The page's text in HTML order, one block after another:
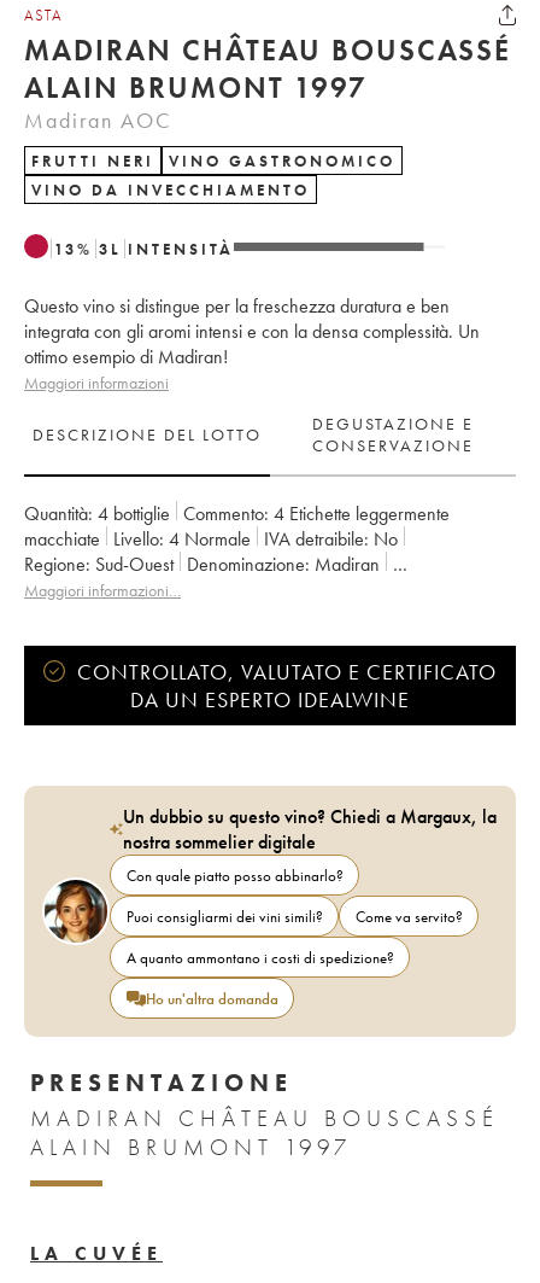
ASTA
MADIRAN CHÂTEAU BOUSCASSÉ
ALAIN BRUMONT 1997
Madiran AOC
FRUTTI NERI
VINO GASTRONOMICO
VINO DA INVECCHIAMENTO
13% 3 L INTENSITÀ
Questo vino si distingue per la freschezza duratura e ben
integrata con gli aromi intensi e con la densa complessità. Un
ottimo esempio di Madiran!
Maggiori informazioni
DESCRIZIONE DEL LOTTO
DEGUSTAZIONE E
CONSERVAZIONE
Quantità: 4 bottiglie Commento: 4 Etichette leggermente
macchiate
Livello: 4 Normale IVA detraibile:
no
Regione:
Sud-Ouest Denominazione:
Madiran
Proprietario:
Alain Brumont
Maggiori informazioni…
CONTROLLATO, VALUTATO E CERTIFICATO
DA UN ESPERTO IDEALWINE
Un dubbio su questo vino? Chiedi a Margaux, la
nostra sommelier digitale
Con quale piatto posso abbinarlo?
Puoi consigliarmi dei vini simili?
Come va servito?
A quanto ammontano i costi di spedizione?
Ho un'altra domanda
PRESENTAZIONE
MADIRAN CHÂTEAU BOUSCASSÉ
ALAIN BRUMONT 1997
LA CUVÉE